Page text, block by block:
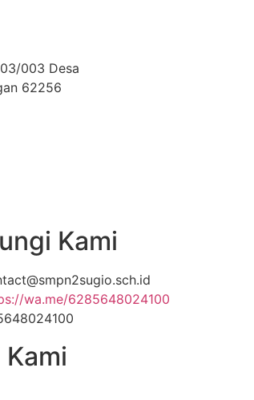
003 Desa
62256
Kami
wa.me/6285648024100